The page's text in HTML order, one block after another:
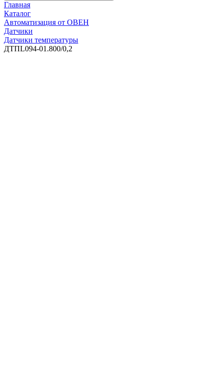
Главная
Каталог
Автоматизация от ОВЕН
Датчики
Датчики температуры
ДТПL094-01.800/0,2